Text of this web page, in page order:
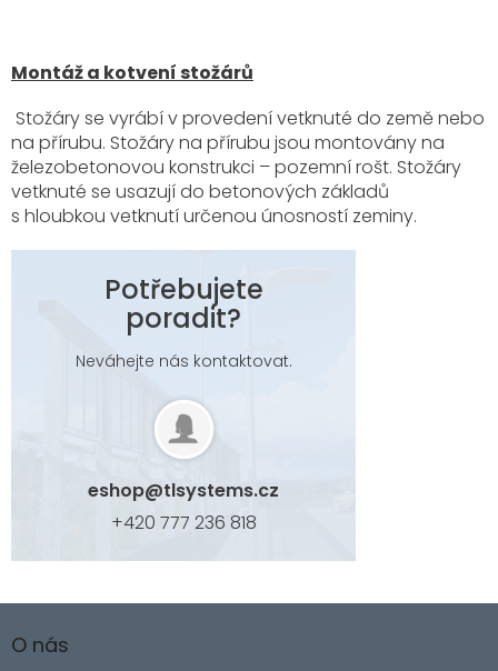
Montáž a kotvení stožárů
Stožáry se vyrábí v provedení vetknuté do země nebo
na přírubu. Stožáry na přírubu jsou montovány na
železobetonovou konstrukci – pozemní rošt. Stožáry
vetknuté se usazují do betonových základů
s hloubkou vetknutí určenou únosností zeminy.
Potřebujete
poradit?
Neváhejte nás kontaktovat.
eshop@tlsystems.cz
+420 777 236 818
áO nás